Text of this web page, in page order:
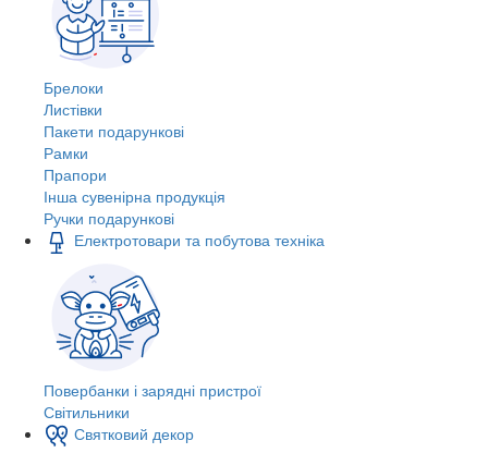
Брелоки
Листівки
Пакети подарункові
Рамки
Прапори
Інша сувенірна продукція
Ручки подарункові
Електротовари та побутова техніка
Повербанки і зарядні пристрої
Світильники
Святковий декор